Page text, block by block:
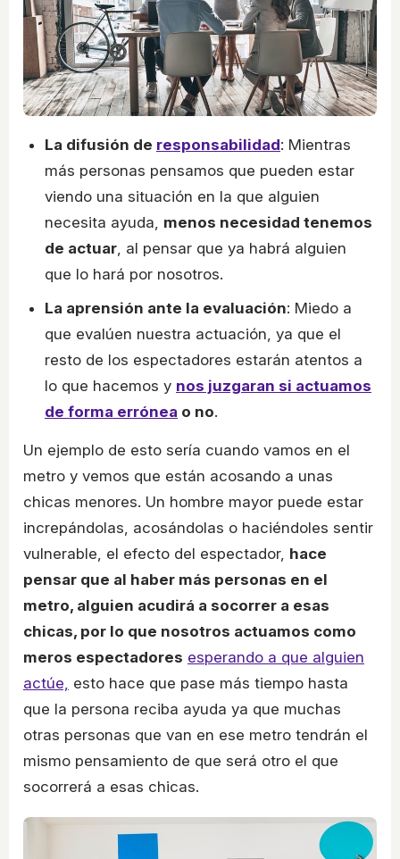
La difusión de responsabilidad: Mientras
más personas pensamos que pueden estar
viendo una situación en la que alguien
necesita ayuda, menos necesidad tenemos
de actuar , al pensar que ya habrá alguien
que lo hará por nosotros.
La aprensión ante la evaluación: Miedo a
que evalúen nuestra actuación, ya que el
resto de los espectadores estarán atentos a
lo que hacemos y nos juzgaran si actuamos
de forma errónea o no.
Un ejemplo de esto sería cuando vamos en el
metro y vemos que están acosando a unas
chicas menores. Un hombre mayor puede estar
increpándolas, acosándolas o haciéndoles sentir
vulnerable, el efecto del espectador, hace
pensar que al haber más personas en el
metro, alguien acudirá a socorrer a esas
chicas, por lo que nosotros actuamos como
meros espectadores esperando a que alguien
actúe, esto hace que pase más tiempo hasta
que la persona reciba ayuda ya que muchas
otras personas que van en ese metro tendrán el
mismo pensamiento de que será otro el que
socorrerá a esas chicas.